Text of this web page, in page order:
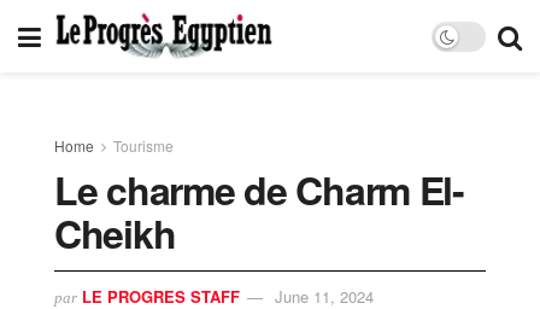
Home Tourisme
Le charme de Charm El-
Cheikh
par LE PROGRES STAFF June 11, 2024